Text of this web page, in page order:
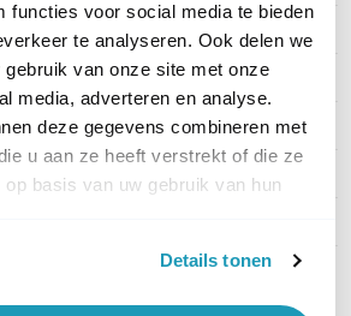
functies voor social media te bieden
te analyseren. Ook delen we
gebruik van onze site met onze
media, adverteren en analyse.
deze gegevens combineren met
u aan ze heeft verstrekt of die ze
op basis van uw gebruik van hun
Details tonen
DD6905
8716065571233
5 meter
UTP Cat6a